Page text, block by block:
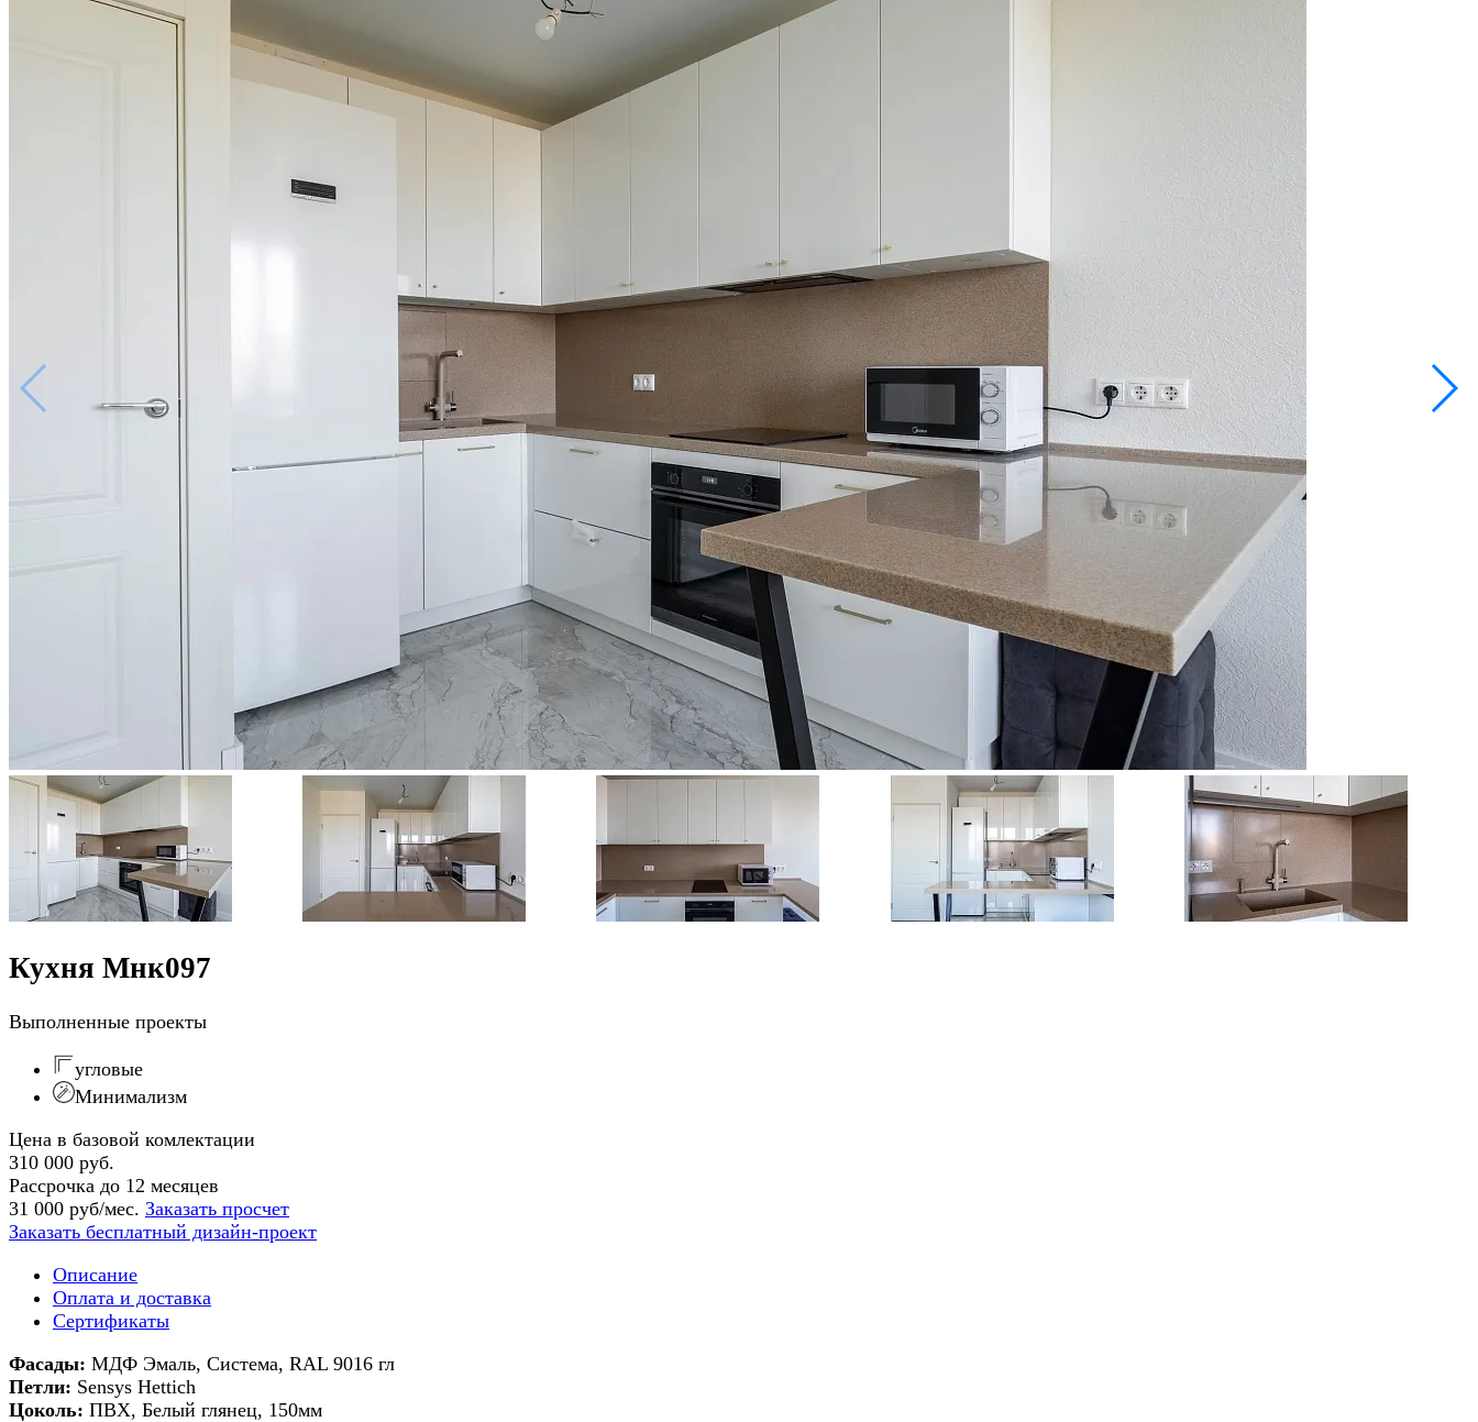
Кухня Мнк097
Выполненные проекты
угловые
Минимализм
Цена в базовой комлектации
310 000 руб.
Рассрочка до 12 месяцев
31 000 руб/мес. Заказать просчет
Заказать бесплатный дизайн-проект
Описание
Оплата и доставка
Сертификаты
Фасады: МДФ Эмаль, Система, RAL 9016 гл
Петли: Sensys Hettich
Цоколь: ПВХ, Белый глянец, 150мм